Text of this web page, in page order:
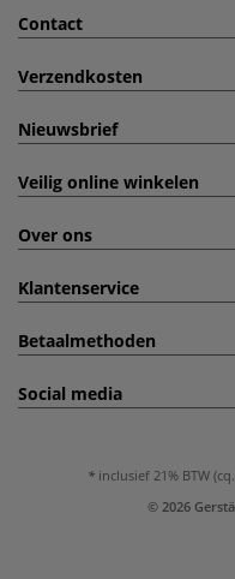
Contact
Verzendkosten
Nieuwsbrief
Veilig online winkelen
Over ons
Klantenservice
Betaalmethoden
Social media
inclusief 21% BTW
© 2026